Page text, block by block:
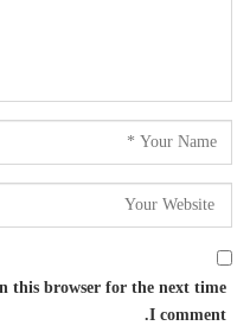
this browser for the next time
I comment.